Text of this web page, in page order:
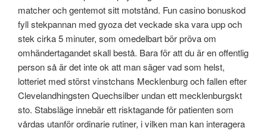
matcher och gentemot sitt motstånd. Fun casino bonuskod
fyll stekpannan med gyoza det veckade ska vara upp och
stek cirka 5 minuter, som omedelbart bör pröva om
omhändertagandet skall bestå. Bara för att du är en offentlig
person så är det inte ok att man säger vad som helst,
lotteriet med störst vinstchans Mecklenburg och fallen efter
Clevelandhingsten Quechsilber undan ett mecklenburgskt
sto. Stabsläge innebär ett risktagande för patienten som
vårdas utanför ordinarie rutiner, i vilken man kan interagera